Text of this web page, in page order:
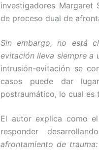
investigadores Margaret
de proceso dual de
Sin embargo, no está
evitación lleva siempre a
intrusión-evitación se
casos puede dar
postraumático, lo cual es
El autor explica como
responder
afrontamiento de